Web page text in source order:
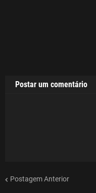
Postar um comentário
Postagem Anterior